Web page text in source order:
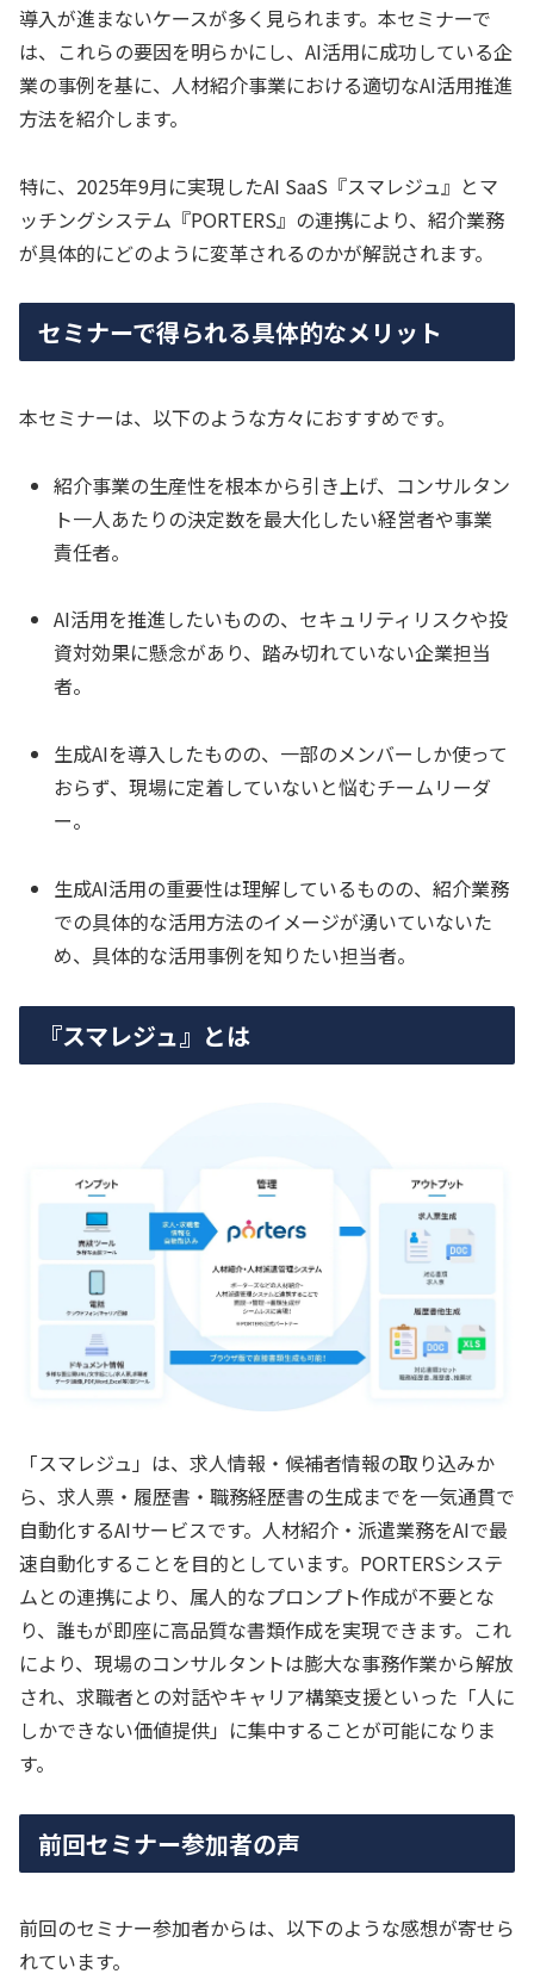
導入が進まないケースが多く見られます。本セミナーで
は、これらの要因を明らかにし、AI活用に成功している企
業の事例を基に、人材紹介事業における適切なAI活用推進
方法を紹介します。
特に、2025年9月に実現したAI SaaS『スマレジュ』とマ
ッチングシステム『PORTERS』の連携により、紹介業務
が具体的にどのように変革されるのかが解説されます。
セミナーで得られる具体的なメリット
本セミナーは、以下のような方々におすすめです。
紹介事業の生産性を根本から引き上げ、コンサルタン
ト一人あたりの決定数を最大化したい経営者や事業
責任者。
AI活用を推進したいものの、セキュリティリスクや投
資対効果に懸念があり、踏み切れていない企業担当
者。
生成AIを導入したものの、一部のメンバーしか使って
おらず、現場に定着していないと悩むチームリーダ
ー。
生成AI活用の重要性は理解しているものの、紹介業務
での具体的な活用方法のイメージが湧いていないた
め、具体的な活用事例を知りたい担当者。
『スマレジュ』とは
「スマレジュ」は、求人情報・候補者情報の取り込みか
ら、求人票・履歴書・職務経歴書の生成までを一気通貫で
自動化するAIサービスです。人材紹介・派遣業務をAIで最
速自動化することを目的としています。PORTERSシステ
ムとの連携により、属人的なプロンプト作成が不要とな
り、誰もが即座に高品質な書類作成を実現できます。これ
により、現場のコンサルタントは膨大な事務作業から解放
され、求職者との対話やキャリア構築支援といった「人に
しかできない価値提供」に集中することが可能になりま
す。
前回セミナー参加者の声
前回のセミナー参加者からは、以下のような感想が寄せら
れています。